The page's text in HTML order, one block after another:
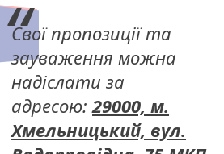
Свої пропозиції та
зауваження можна
надіслати за
адресою:29000, м.
Хмельницький, вул.